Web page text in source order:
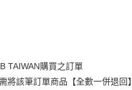
行
華泰商業銀行
遠東國際商業銀行
TAIWAN購買之訂單
將該筆訂單商品【全數一併退回】